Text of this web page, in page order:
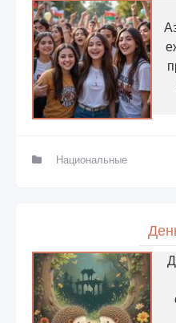
Национальные